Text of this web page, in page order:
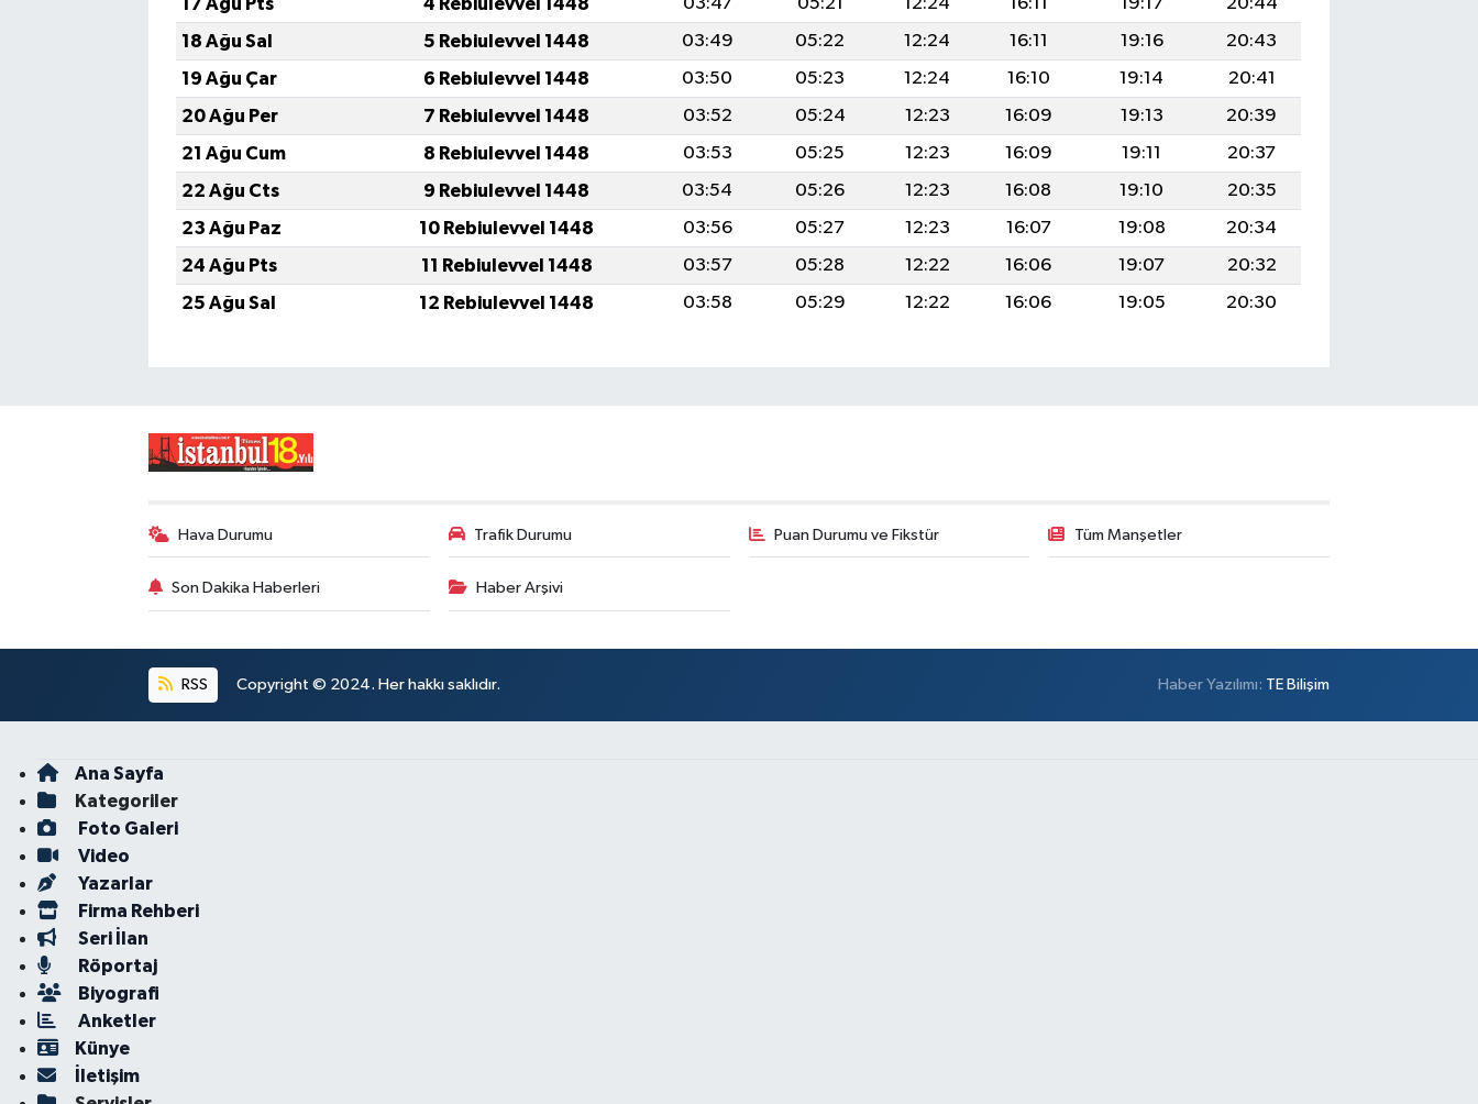
18 Ağu Sal
5 Rebiulevvel 1448 03:49 05:22 12:24 16:11 19:16
20:43
19 Ağu Çar
6 Rebiulevvel 1448 03:50 05:23 12:24 16:10 19:14
20:41
20 Ağu Per
7 Rebiulevvel 1448 03:52 05:24 12:23 16:09 19:13
20:39
21 Ağu Cum
8 Rebiulevvel 1448 03:53 05:25 12:23 16:09 19:11
20:37
22 Ağu Cts
9 Rebiulevvel 1448 03:54 05:26 12:23 16:08 19:10
20:35
23 Ağu Paz
10 Rebiulevvel 1448 03:56 05:27 12:23 16:07 19:08
20:34
24 Ağu Pts
11 Rebiulevvel 1448 03:57 05:28 12:22 16:06 19:07
20:32
25 Ağu Sal
12 Rebiulevvel 1448 03:58 05:29 12:22 16:06 19:05 20:30
Hava Durumu Trafik Durumu Puan Durumu ve Fikstür Tüm Manşetler
Son Dakika Haberleri Haber Arşivi
RSS Copyright © 2024. Her hakkı saklıdır. Haber Yazılımı: TE Bilişim
Ana Sayfa
Kategoriler
Foto Galeri
Video
Yazarlar
Firma Rehberi
Seri İlan
Röportaj
Biyografi
Anketler
Künye
İletişim